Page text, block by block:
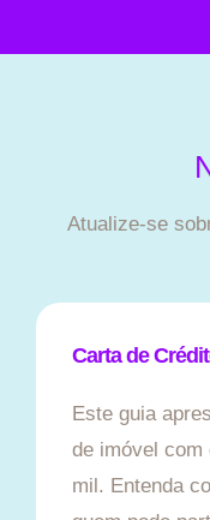
Atualize-se
Carta de
Este guia
de imóvel com
mil. Entenda